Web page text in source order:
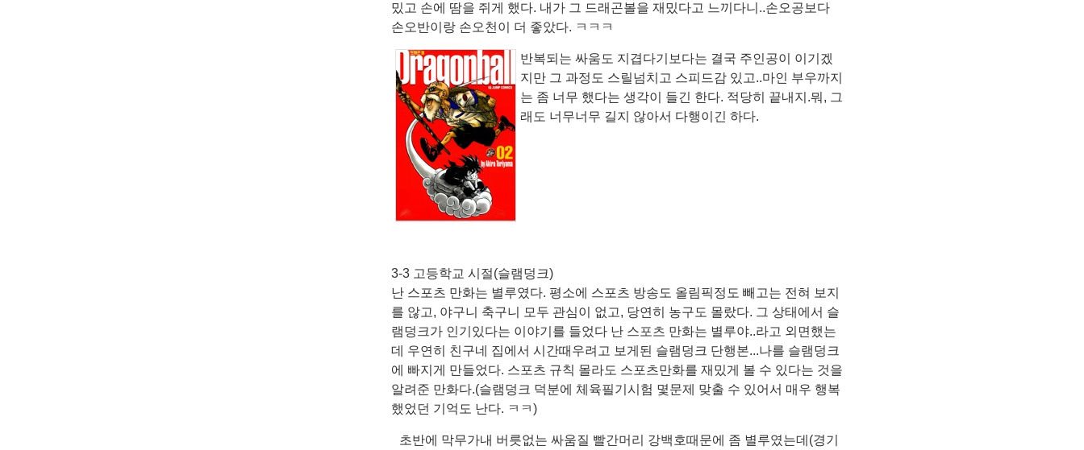
밌고 손에 땀을 쥐게 했다. 내가 그 드래곤볼을 재밌다고 느끼다니..손오공보다
손오반이랑 손오천이 더 좋았다. ㅋㅋㅋ
반복되는 싸움도 지겹다기보다는 결국 주인공이 이기겠
지만 그 과정도 스릴넘치고 스피드감 있고..마인 부우까지
는 좀 너무 했다는 생각이 들긴 한다. 적당히 끝내지.뭐, 그
래도 너무너무 길지 않아서 다행이긴 하다.
3-3 고등학교 시절(슬램덩크)
난 스포츠 만화는 별루였다. 평소에 스포츠 방송도 올림픽정도 빼고는 전혀 보지
를 않고, 야구니 축구니 모두 관심이 없고, 당연히 농구도 몰랐다. 그 상태에서 슬
램덩크가 인기있다는 이야기를 들었다 난 스포츠 만화는 별루야..라고 외면했는
데 우연히 친구네 집에서 시간때우려고 보게된 슬램덩크 단행본...나를 슬램덩크
에 빠지게 만들었다. 스포츠 규칙 몰라도 스포츠만화를 재밌게 볼 수 있다는 것을
알려준 만화다.(슬램덩크 덕분에 체육필기시험 몇문제 맞출 수 있어서 매우 행복
했었던 기억도 난다. ㅋㅋ)
초반에 막무가내 버릇없는 싸움질 빨간머리 강백호때문에 좀 별루였는데(경기